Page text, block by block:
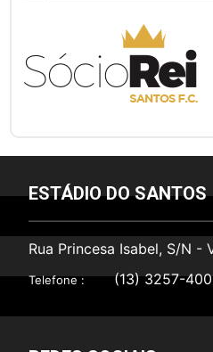
ESTÁDIO DO SANTOS
Rua Princesa Isabel, S/N -
Telefone : (13) 3257-